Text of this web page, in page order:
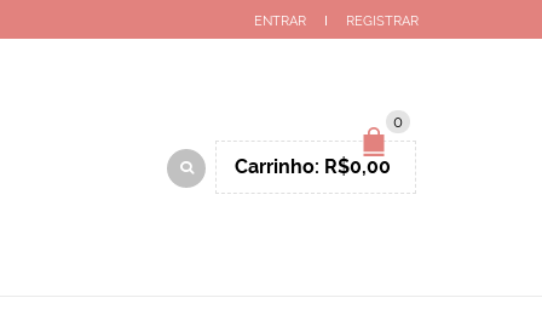
ENTRAR REGISTRAR
0
Carrinho: R$0,00